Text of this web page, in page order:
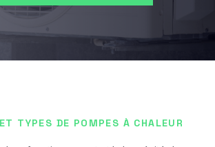
TYPES DE POMPES À CHALEUR